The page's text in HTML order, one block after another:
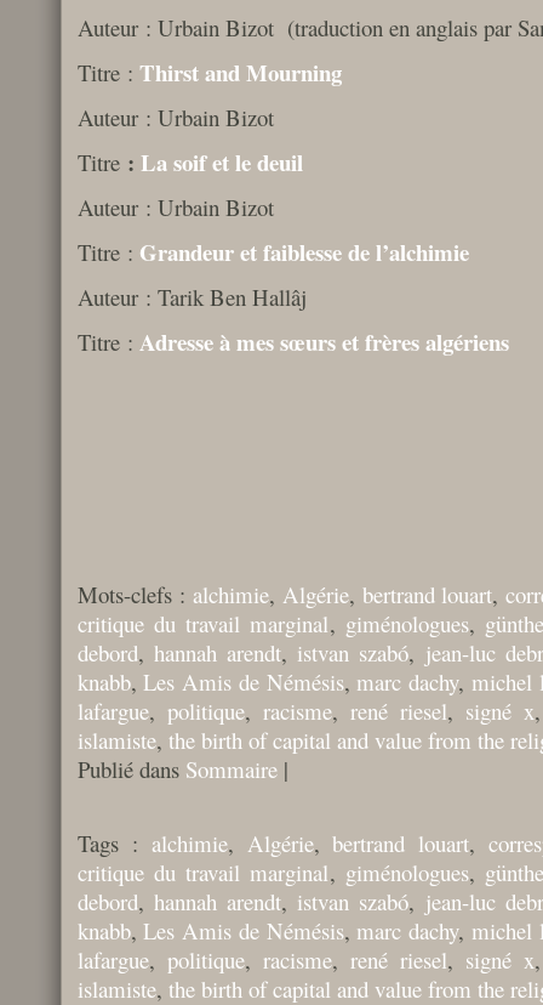
Auteur : Urbain Bizot (traduction en anglais par
Titre : Thirst and Mourning
Auteur : Urbain Bizot
Titre : La soif et le deuil
Auteur : Urbain Bizot
Titre : Grandeur et faiblesse de l’alchimie
Auteur : Tarik Ben Hallâj
Titre : Adresse à mes sœurs et frères algériens
Mots-clefs : alchimie, Algérie, bertrand louart,
critique du travail marginal, giménologues,
debord, hannah arendt, istvan szabó, jean-luc
knabb,Les Amis de Némésis, marc dachy, michel
lafargue, politique, racisme, rené riesel, signé x
islamiste, the birth of capital and value from the
Publié dans Sommaire|
Tags : alchimie, Algérie,bertrand louart,
critique du travail marginal, giménologues,
debord, hannah arendt, istvan szabó, jean-luc
knabb,Les Amis de Némésis, marc dachy, michel
lafargue, politique, racisme, rené riesel, signé x
islamiste, the birth of capital and value from the